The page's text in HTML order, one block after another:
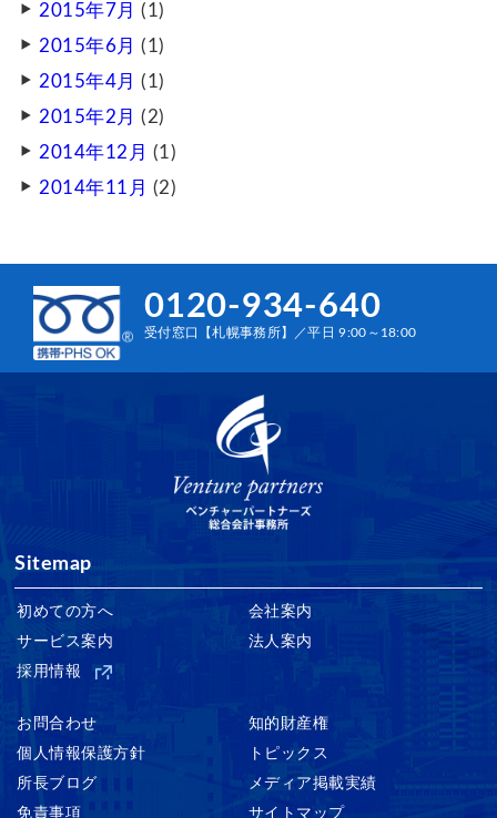
2015年7月 (1)
2015年6月 (1)
2015年4月 (1)
2015年2月 (2)
2014年12月 (1)
2014年11月 (2)
0120-934-640
受付窓口【札幌事務所】／平日 9:00～18:00
Sitemap
初めての方へ
会社案内
サービス案内
法人案内
採用情報
お問合わせ
知的財産権
個人情報保護方針
トピックス
所長ブログ
メディア掲載実績
免責事項
サイトマップ